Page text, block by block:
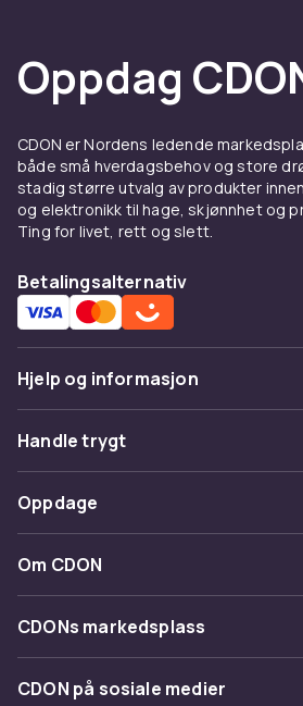
Oppdag
CDON er Nordens ledende
både små hverdagsbehov og store
stadig større utvalg av produkter
og elektronikk til hage, skjønnhet og
Ting for livet, rett og slett.
Betalingsalternativ
Hjelp og informasjon
Vanlige spørsmål
Spor pakke
Angre & returner her
Kontakt oss
Handle trygt
Betaling
Levering
Tilbakekallinger
Oppdage
Kategorier
Varemerker
Om CDON
Om oss
Kundeanmeldelser
CDONs markedsplass
Merchant Help Center
CDON på sosiale medier